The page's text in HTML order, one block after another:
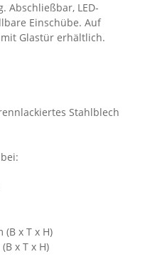
Abschließbar, LED-
Einschübe. Auf
Glastür erhältlich.
Stahlblech
(B x T x H)
x T x H)